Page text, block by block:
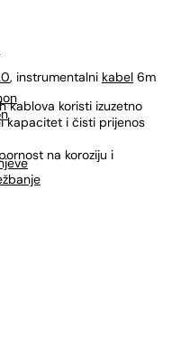
, instrumentalni kabel 6m
kablova koristi izuzetno
kapacitet i čisti prijenos
na koroziju i